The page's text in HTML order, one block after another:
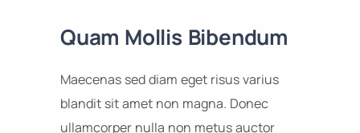
Quam Mollis Bibendum
Maecenas sed diam eget risus varius
blandit sit amet non magna. Donec
ullamcorper nulla non metus auctor